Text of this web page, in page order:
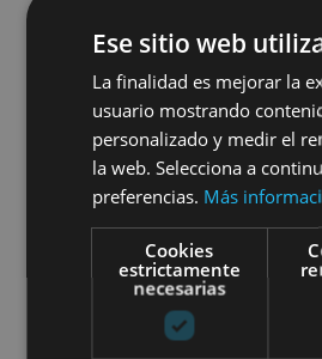
Ese sitio web
La finalidad es mejorar la
usuario mostrando
personalizado y medir el
la web. Selecciona a
preferencias. Más
Cookies
estrictamente
necesarias